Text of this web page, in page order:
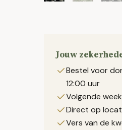
Jouw
Bestel voor
12:00 uur
Volgende
Direct op
Vers van de